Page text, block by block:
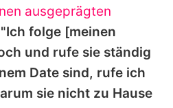
ausgeprägten
"Ich folge [meinen
und rufe sie ständig
Date sind, rufe ich
sie nicht zu Hause